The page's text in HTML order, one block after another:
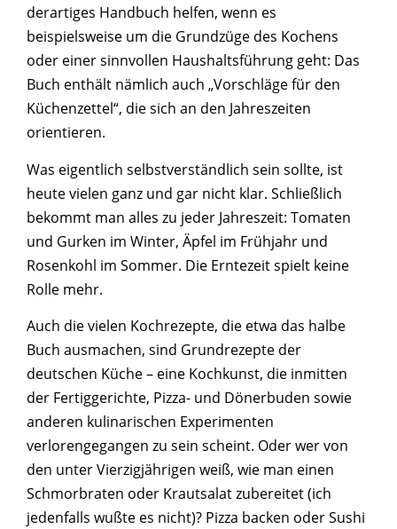
derartiges Handbuch helfen, wenn es
beispielsweise um die Grundzüge des Kochens
oder einer sinnvollen Haushaltsführung geht: Das
Buch enthält nämlich auch „Vorschläge für den
Küchenzettel“, die sich an den Jahreszeiten
orientieren.
Was eigentlich selbstverständlich sein sollte, ist
heute vielen ganz und gar nicht klar. Schließlich
bekommt man alles zu jeder Jahreszeit: Tomaten
und Gurken im Winter, Äpfel im Frühjahr und
Rosenkohl im Sommer. Die Erntezeit spielt keine
Rolle mehr.
Auch die vielen Kochrezepte, die etwa das halbe
Buch ausmachen, sind Grundrezepte der
deutschen Küche – eine Kochkunst, die inmitten
der Fertiggerichte, Pizza- und Dönerbuden sowie
anderen kulinarischen Experimenten
verlorengegangen zu sein scheint. Oder wer von
den unter Vierzigjährigen weiß, wie man einen
Schmorbraten oder Krautsalat zubereitet (ich
jedenfalls wußte es nicht)? Pizza backen oder Sushi